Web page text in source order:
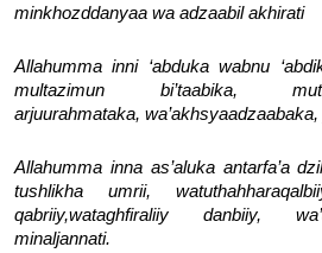
minkhozddanyaa wa adzaabil akhirati
Allahumma inni ‘abduka wabnu
multazimun bi’taabika,
arjuurahmataka,
Allahumma inna as’aluka antarfa’a
tushlikha umrii,
qabriiy,wataghfiraliiy danbiiy,
minaljannati.